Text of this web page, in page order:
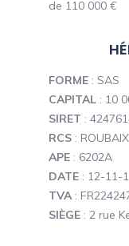
de 110 000 €
FORME : SAS
CAPITAL : 10
SIRET :
RCS :
APE : 6202A
DATE : 12-11-
TVA:
SIÈGE : 2 rue